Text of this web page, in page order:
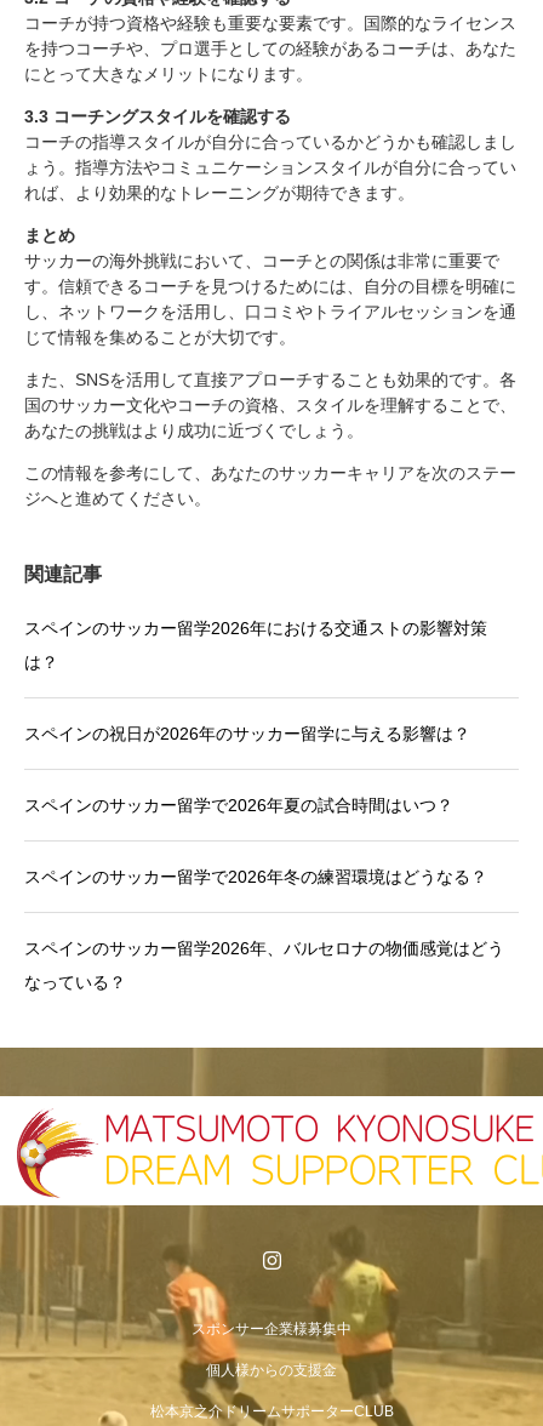
コーチが持つ資格や経験も重要な要素です。国際的なライセンス
を持つコーチや、プロ選手としての経験があるコーチは、あなた
にとって大きなメリットになります。
3.3 コーチングスタイルを確認する
コーチの指導スタイルが自分に合っているかどうかも確認しまし
ょう。指導方法やコミュニケーションスタイルが自分に合ってい
れば、より効果的なトレーニングが期待できます。
まとめ
サッカーの海外挑戦において、コーチとの関係は非常に重要で
す。信頼できるコーチを見つけるためには、自分の目標を明確に
し、ネットワークを活用し、口コミやトライアルセッションを通
じて情報を集めることが大切です。
また、SNSを活用して直接アプローチすることも効果的です。各
国のサッカー文化やコーチの資格、スタイルを理解することで、
あなたの挑戦はより成功に近づくでしょう。
この情報を参考にして、あなたのサッカーキャリアを次のステー
ジへと進めてください。
関連記事
スペインのサッカー留学2026年における交通ストの影響対策
は？
スペインの祝日が2026年のサッカー留学に与える影響は？
スペインのサッカー留学で2026年夏の試合時間はいつ？
スペインのサッカー留学で2026年冬の練習環境はどうなる？
スペインのサッカー留学2026年、バルセロナの物価感覚はどう
なっている？
スポンサー企業様募集中
個人様からの支援金
松本京之介ドリームサポーターCLUB